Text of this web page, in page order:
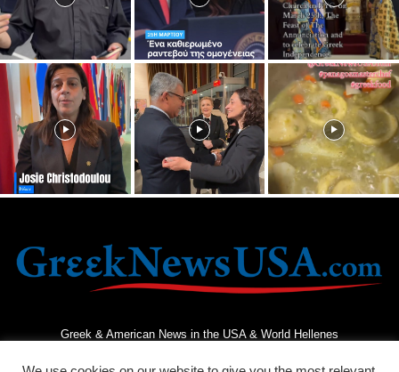
Greek & American News in the USA & World Hellenes